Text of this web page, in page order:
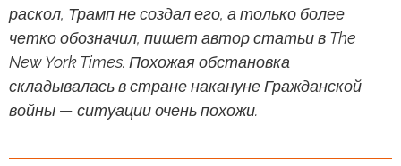
раскол, Трамп не создал его, а только более
четко обозначил, пишет автор статьи в The
New York Times. Похожая обстановка
складывалась в стране накануне Гражданской
войны — ситуации очень похожи.